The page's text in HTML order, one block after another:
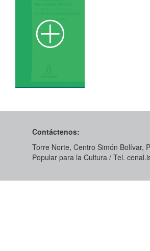
Contáctenos:
Torre Norte, Centro Simón Bolívar,
Popular para la Cultura / Tel.